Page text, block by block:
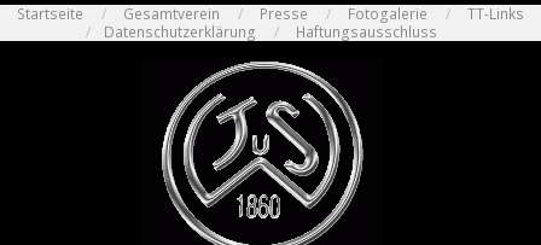
Skip
to
Startseite Gesamtverein Presse Fotogalerie
TT-Links
Datenschutzerklärung
Haftungsausschluss